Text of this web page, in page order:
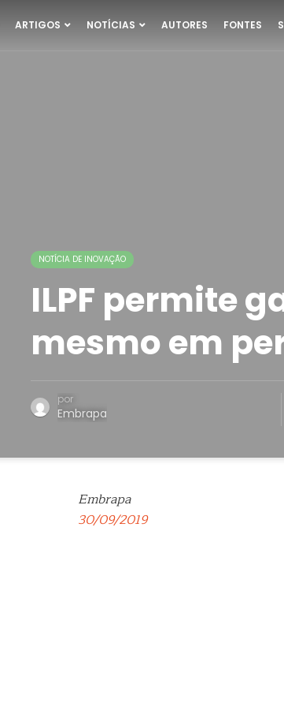
ARTIGOS NOTÍCIAS AUTORES FONTES
NOTÍCIA DE INOVAÇÃO
ILPF permite
mesmo em
por
Embrapa
Embrapa
30/09/2019